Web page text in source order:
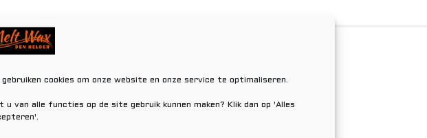
gebruiken cookies om onze website en onze service te optimaliseren.
u van alle functies op de site gebruik kunnen maken? Klik dan op 'Alles
Gerelateerde producten